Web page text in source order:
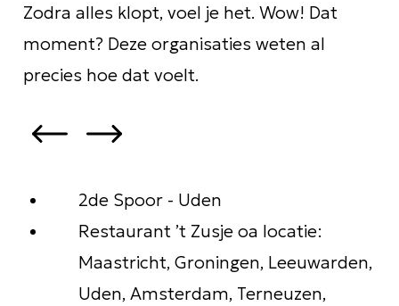
Zodra alles klopt, voel je het. Wow! Dat
moment? Deze organisaties weten al
precies hoe dat voelt.
2de Spoor - Uden
Restaurant ’t Zusje oa locatie:
Maastricht, Groningen, Leeuwarden,
Uden, Amsterdam, Terneuzen,